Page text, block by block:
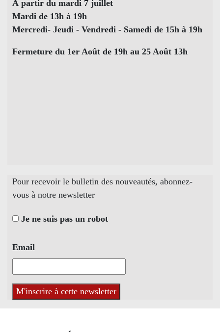
À partir du mardi 7 juillet
Mardi de 13h à 19h
Mercredi- Jeudi - Vendredi - Samedi de 15h à 19h
Fermeture du 1er Août de 19h au 25 Août 13h
Pour recevoir le bulletin des nouveautés, abonnez-
vous à notre newsletter
Je ne suis pas un robot
Email